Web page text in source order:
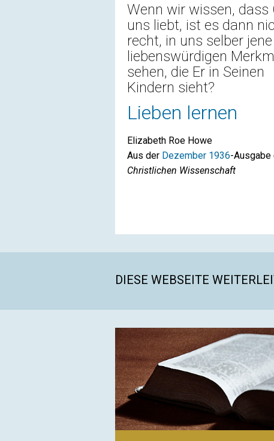
Wenn wir wissen, dass
uns liebt, ist es dann
recht, in uns selber jene
liebenswürdigen
sehen, die Er in Seinen
Kindern sieht?
Lieben lernen
Elizabeth Roe Howe
Aus der Dezember 1936-Ausgabe
Christlichen Wissenschaft
DIESE WEBSEITE